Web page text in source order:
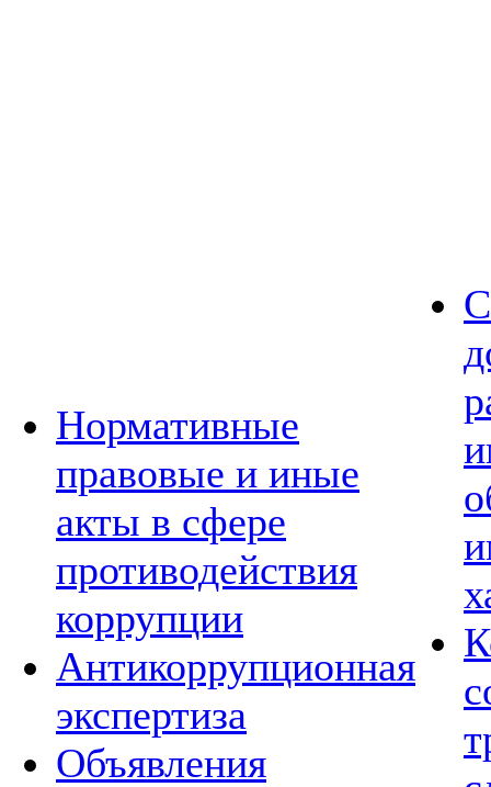
Нормативные
правовые и иные
акты в сфере
противодействия
коррупции
Антикоррупционная
экспертиза
Объявления